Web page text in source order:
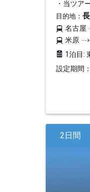
・当ツア
目的地：
名古屋
米原
1泊目:
設定期間
2日間